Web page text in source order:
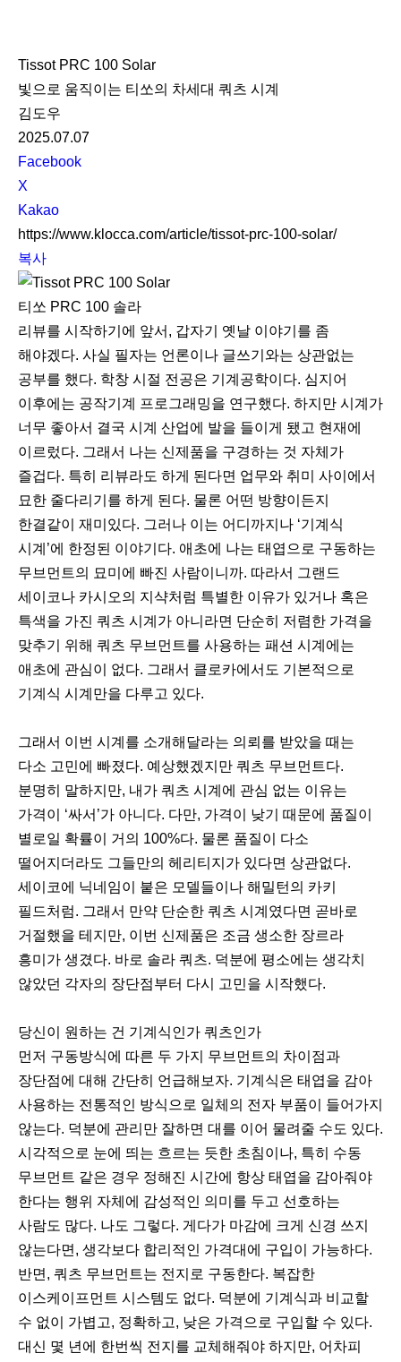
O
C
Tissot PRC 100 Solar
빛으로 움직이는 티쏘의 차세대 쿼츠 시계
김도우
2025.07.07
S
N
S
S
h
a
r
e
Facebook
X
Kakao
https://www.klocca.com/article/tissot-prc-100-solar/
복사
티쏘 PRC 100 솔라
리뷰를 시작하기에 앞서, 갑자기 옛날 이야기를 좀
해야겠다. 사실 필자는 언론이나 글쓰기와는 상관없는
공부를 했다. 학창 시절 전공은 기계공학이다. 심지어
이후에는 공작기계 프로그래밍을 연구했다. 하지만 시계가
너무 좋아서 결국 시계 산업에 발을 들이게 됐고 현재에
이르렀다. 그래서 나는 신제품을 구경하는 것 자체가
즐겁다. 특히 리뷰라도 하게 된다면 업무와 취미 사이에서
묘한 줄다리기를 하게 된다. 물론 어떤 방향이든지
한결같이 재미있다. 그러나 이는 어디까지나 ‘기계식
시계’에 한정된 이야기다. 애초에 나는 태엽으로 구동하는
무브먼트의 묘미에 빠진 사람이니까. 따라서 그랜드
세이코나 카시오의 지샥처럼 특별한 이유가 있거나 혹은
특색을 가진 쿼츠 시계가 아니라면 단순히 저렴한 가격을
맞추기 위해 쿼츠 무브먼트를 사용하는 패션 시계에는
애초에 관심이 없다. 그래서 클로카에서도 기본적으로
기계식 시계만을 다루고 있다.
그래서 이번 시계를 소개해달라는 의뢰를 받았을 때는
다소 고민에 빠졌다. 예상했겠지만 쿼츠 무브먼트다.
분명히 말하지만, 내가 쿼츠 시계에 관심 없는 이유는
가격이 ‘싸서’가 아니다. 다만, 가격이 낮기 때문에 품질이
별로일 확률이 거의 100%다. 물론 품질이 다소
떨어지더라도 그들만의 헤리티지가 있다면 상관없다.
세이코에 닉네임이 붙은 모델들이나 해밀턴의 카키
필드처럼. 그래서 만약 단순한 쿼츠 시계였다면 곧바로
거절했을 테지만, 이번 신제품은 조금 생소한 장르라
흥미가 생겼다. 바로 솔라 쿼츠. 덕분에 평소에는 생각치
않았던 각자의 장단점부터 다시 고민을 시작했다.
당신이 원하는 건 기계식인가 쿼츠인가
먼저 구동방식에 따른 두 가지 무브먼트의 차이점과
장단점에 대해 간단히 언급해보자. 기계식은 태엽을 감아
사용하는 전통적인 방식으로 일체의 전자 부품이 들어가지
않는다. 덕분에 관리만 잘하면 대를 이어 물려줄 수도 있다.
시각적으로 눈에 띄는 흐르는 듯한 초침이나, 특히 수동
무브먼트 같은 경우 정해진 시간에 항상 태엽을 감아줘야
한다는 행위 자체에 감성적인 의미를 두고 선호하는
사람도 많다. 나도 그렇다. 게다가 마감에 크게 신경 쓰지
않는다면, 생각보다 합리적인 가격대에 구입이 가능하다.
반면, 쿼츠 무브먼트는 전지로 구동한다. 복잡한
이스케이프먼트 시스템도 없다. 덕분에 기계식과 비교할
수 없이 가볍고, 정확하고, 낮은 가격으로 구입할 수 있다.
대신 몇 년에 한번씩 전지를 교체해줘야 하지만, 어차피